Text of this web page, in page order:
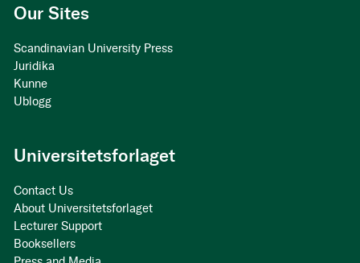
Our Sites
Scandinavian University Press
Juridika
Kunne
Ublogg
Universitetsforlaget
Contact Us
About Universitetsforlaget
Lecturer Support
Booksellers